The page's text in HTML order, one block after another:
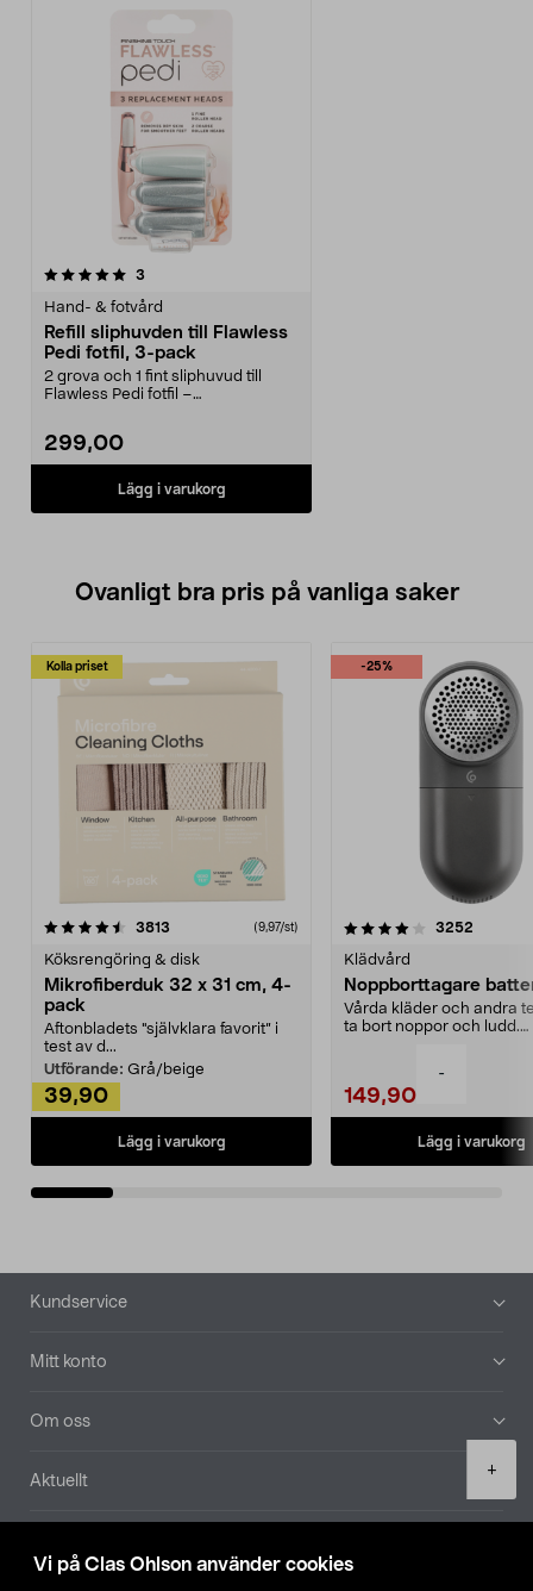
Vi på Clas Ohlson använder cookies
-
+
3
Hand- & fotvård
Refill sliphuvden till Flawless
Pedi fotfil, 3-pack
2 grova och 1 fint sliphuvud till
Flawless Pedi fotfil –
299,00
Lägg i varukorg
Ovanligt bra pris på vanliga saker
Kolla priset
3813 (9,97/st)
Köksrengöring & disk
Mikrofiberduk 32 x 31 cm, 4-
pack
Aftonbladets "självklara favorit” i
test av d...
Utförande: Grå/beige
39,90
Lägg i varukorg
-25%
4.0av 5 stjärnor 3252
Klädvård
Noppborttagare
Vårda kläder och andra
ta bort noppor och ludd.
149,90
Lägg i varukorg
4.5av 5 stjärnor
Sidfot
Kundservice
Mitt konto
Om oss
Aktuellt